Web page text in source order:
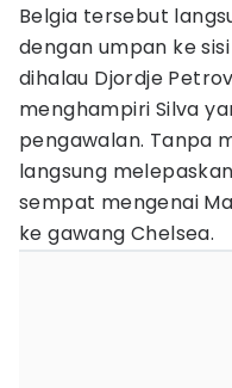
Belgia tersebut
dengan umpan ke
dihalau Djordje
menghampiri Silva
pengawalan. Tanpa
langsung melepaskan
sempat mengenai
ke gawang Chelsea.